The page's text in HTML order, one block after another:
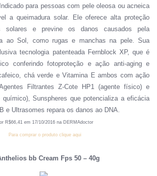
para pessoas com pele oleosa ou acneica
a queimadura solar. Ele oferece alta proteção
solares e previne os danos causados pela
ao Sol, como rugas e manchas na pele. Sua
tecnologia patenteada Fernblock XP, que é
conferindo fotoproteção e ação anti-aging e
chá verde e Vitamina E ambos com ação
Filtrantes Z-Cote HP1 (agente físico) e
químico), Sunspheres que potencializa a eficácia
e Ultrasomes repara os danos ao DNA.
R$66,41em 17/10/2016na DERMAdoctor
Para comprar o produto clique aqui
bb Cream Fps 50 – 40g